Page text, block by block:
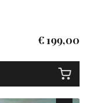
€199,00